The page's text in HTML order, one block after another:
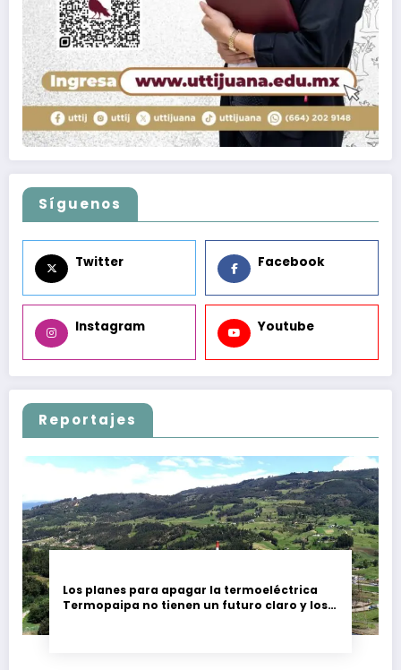
Síguenos
Twitter Facebook
Instagram Youtube
Reportajes
Los planes para apagar la termoeléctrica
Termopaipa no tienen un futuro claro y los